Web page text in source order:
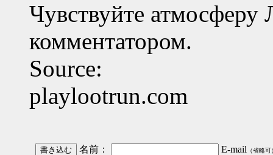
Чувствуйте атмосферу
комментатором.
Source:
playlootrun.com
名前： E-mail （省略可